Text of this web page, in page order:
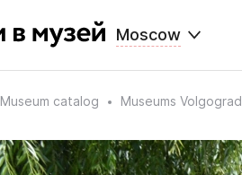
Moscow
Museum catalog Museums Volgograd